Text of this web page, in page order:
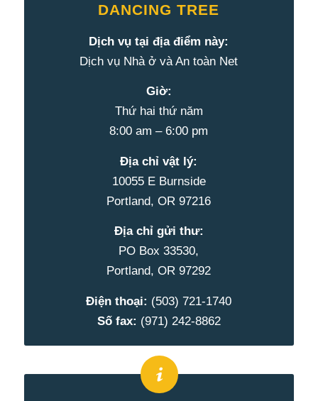
DANCING TREE
Dịch vụ tại địa điểm này:
Dịch vụ Nhà ở và An toàn Net
Giờ:
Thứ hai thứ năm
8:00 am – 6:00 pm
Địa chỉ vật lý:
10055 E Burnside
Portland, OR 97216
Địa chỉ gửi thư:
PO Box 33530,
Portland, OR 97292
Điện thoại: (503) 721-1740
Số fax: (971) 242-8862